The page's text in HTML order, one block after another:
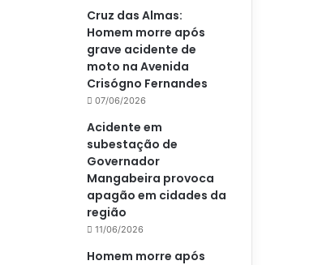
Cruz das Almas:
Homem morre após
grave acidente de
moto na Avenida
Crisógno Fernandes
07/06/2026
Acidente em
subestação de
Governador
Mangabeira provoca
apagão em cidades da
região
11/06/2026
Homem morre após